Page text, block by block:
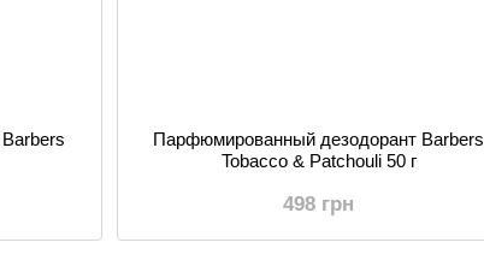
Парфюмированный дезодорант Barbers
Tobacco & Patchouli 50 г
498 грн